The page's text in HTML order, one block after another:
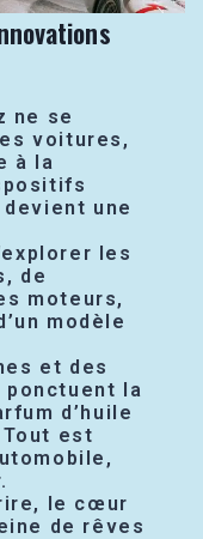
ne se
voitures,
à la
une
les
de
moteurs,
modèle
et des
la
d’huile
est
le cœur
de rêves